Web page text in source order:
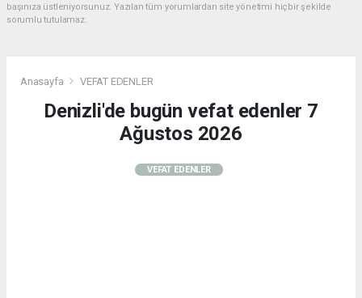
başınıza üstleniyorsunuz. Yazılan tüm yorumlardan site yönetimi hiçbir şekilde
sorumlu tutulamaz.
Anasayfa VEFAT EDENLER
Denizli'de bugün vefat edenler 7
Ağustos 2026
VEFAT EDENLER